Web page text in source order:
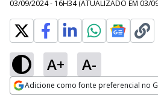
03/09/2024 - 16H34 (ATUALIZADO EM 03/
A+ A-
Adicione como fonte preferencial no
Ativar
Loaded
37.16%